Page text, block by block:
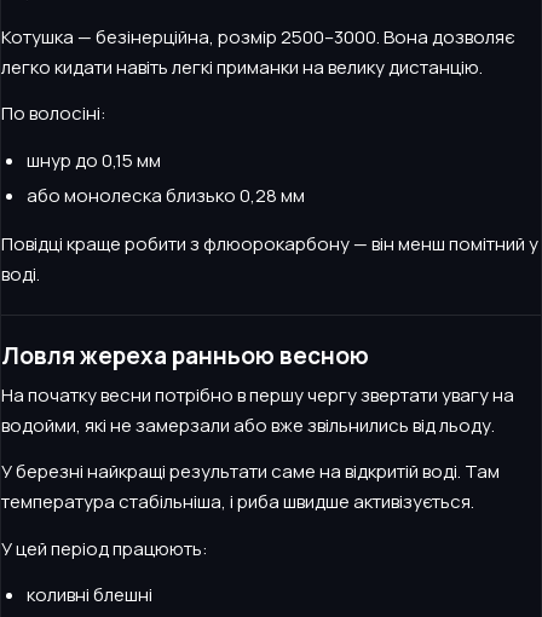
Котушка — безінерційна, розмір 2500–3000. Вона дозволяє
легко кидати навіть легкі приманки на велику дистанцію.
По волосіні:
шнур до 0,15 мм
або монолеска близько 0,28 мм
Повідці краще робити з флюорокарбону — він менш помітний у
воді.
Ловля жереха ранньою весною
На початку весни потрібно в першу чергу звертати увагу на
водойми, які не замерзали або вже звільнились від льоду.
У березні найкращі результати саме на відкритій воді. Там
температура стабільніша, і риба швидше активізується.
У цей період працюють:
коливні блешні